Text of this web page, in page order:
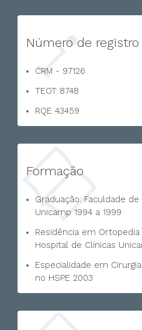
Número de registro
CRM - 97126
TEOT 8748
RQE 43459
Formação
Graduação: Faculdade de
Unicamp 1994 a 1999
Residência em
Hospital de Clínicas
Especialidade em
no HSPE 2003